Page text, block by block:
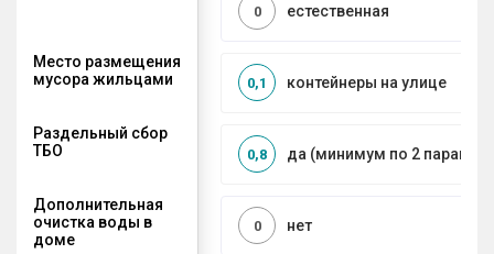
естественная
0
Место размещения
мусора жильцами
контейнеры на улице
0,1
Раздельный сбор
ТБО
да (минимум по 2
0,8
Дополнительная
очистка воды в
доме
нет
0